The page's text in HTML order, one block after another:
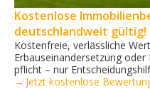
Kostenlose
deutschlandweit gültig!
Kostenfreie, verlässliche
Erbauseinandersetzung
pflicht – nur
→ Jetzt kostenlose